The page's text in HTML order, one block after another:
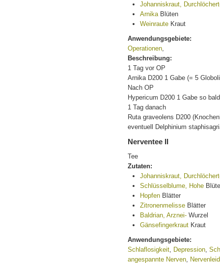
Johanniskraut,
ArnikaBlüten
Weinraute Kraut
Anwendungsgebiete:
Operationen,
Beschreibung:
1 Tag vor OP
Arnika D200 1 Gabe (= 5
Nach OP
Hypericum D200 1 Gabe so
1 Tag danach
Ruta graveolens D200
eventuell Delphinium
Nerventee II
Tee
Zutaten:
Johanniskraut,
Schlüsselblume, Hohe
Hopfen Blätter
Zitronenmelisse Blätter
Baldrian, Arznei- Wurzel
Gänsefingerkraut Kraut
Anwendungsgebiete:
Schlaflosigkeit, Depression,
angespannte Nerven,